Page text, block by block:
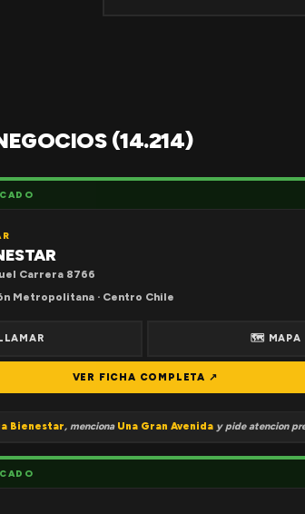
(14.214)
Carrera 8766
Metropolitana · Centro Chile
🗺 MAPA
VER FICHA COMPLETA ↗
Bienestar, menciona Una Gran Avenida y pide atencion